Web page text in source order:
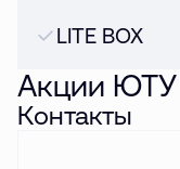
LITE BOX
Акции ЮТУ
Контакты